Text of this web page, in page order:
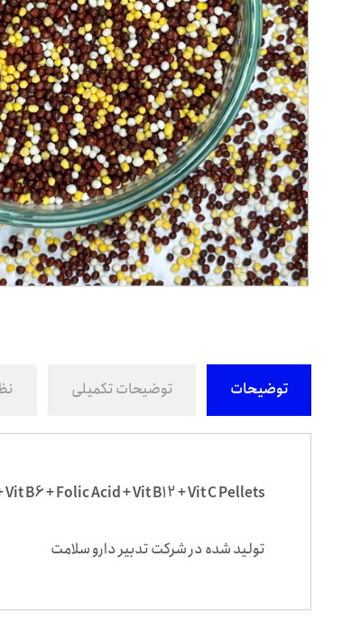
توضیحات توضیحات تکمیلی
B6 + Folic Acid + Vit B12 + Vit C Pellets
تولید شده در شرکت تدبیر دارو سلامت